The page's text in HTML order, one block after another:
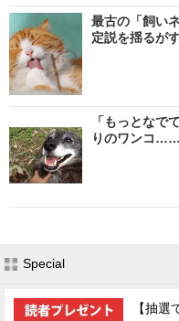
最古の「飼い
定説を揺るが
「もっとなで
りのワンコ
Special
【抽